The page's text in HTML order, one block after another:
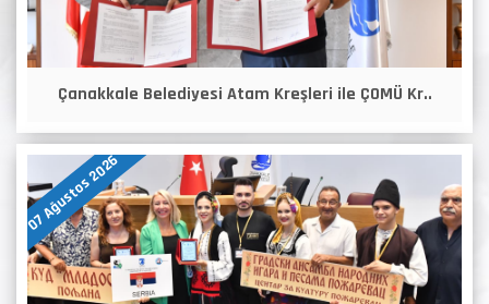
Çanakkale Belediyesi Atam Kreşleri ile ÇOMÜ Kr..
07 Ağustos 2026